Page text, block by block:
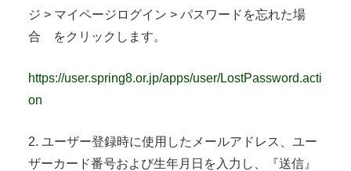
ジ > マイページログイン > パスワードを忘れた場
合 をクリックします。
https://user.spring8.or.jp/apps/user/LostPassword.acti
on
2. ユーザー登録時に使用したメールアドレス、ユー
ザーカード番号および生年月日を入力し、『送信』